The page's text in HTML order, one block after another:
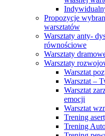
Propozycje
warsztatów
Warsztaty anty-
równościowe
Warsztaty
Warsztaty
Warsztat
Warsztat –
Warsztat
emocji
Warsztat
Trening
Trening